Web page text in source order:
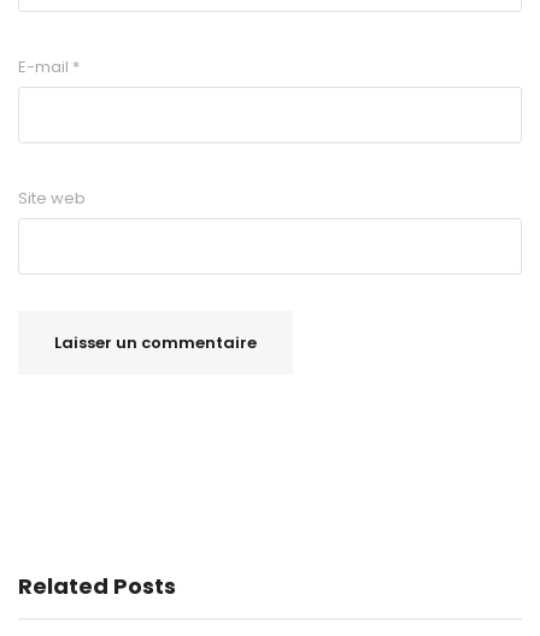
E-mail *
Site web
Related Posts